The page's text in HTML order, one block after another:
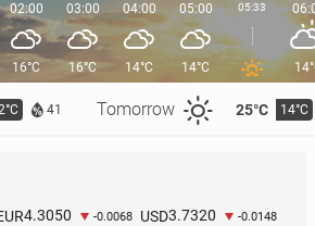
41 Tomorrow 25°C 14°C
02:00
16°C
03:00
16°C
04:00
14°C
05:00
14°C
05:33
4.3050 -0.0068 USD3.7320 -0.0148